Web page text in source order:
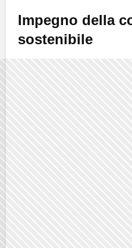
Impegno della
sostenibile